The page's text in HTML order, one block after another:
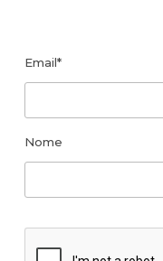
Email*
Nome